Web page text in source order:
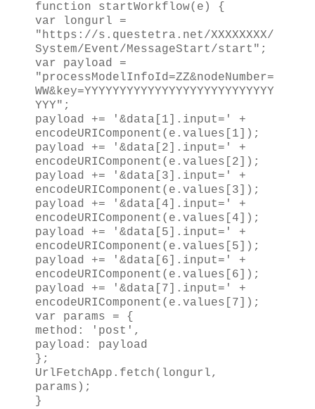
function startWorkflow(e) {
var longurl =
"https://s.questetra.net/XXXXXXXX/
System/Event/MessageStart/start";
var payload =
"processModelInfoId=ZZ&nodeNumber=
WW&key=YYYYYYYYYYYYYYYYYYYYYYYYYYY
YYY";
payload += '&data[1].input=' +
encodeURIComponent(e.values[1]);
payload += '&data[2].input=' +
encodeURIComponent(e.values[2]);
payload += '&data[3].input=' +
encodeURIComponent(e.values[3]);
payload += '&data[4].input=' +
encodeURIComponent(e.values[4]);
payload += '&data[5].input=' +
encodeURIComponent(e.values[5]);
payload += '&data[6].input=' +
encodeURIComponent(e.values[6]);
payload += '&data[7].input=' +
encodeURIComponent(e.values[7]);
var params = {
method: 'post',
payload: payload
};
UrlFetchApp.fetch(longurl,
params);
}